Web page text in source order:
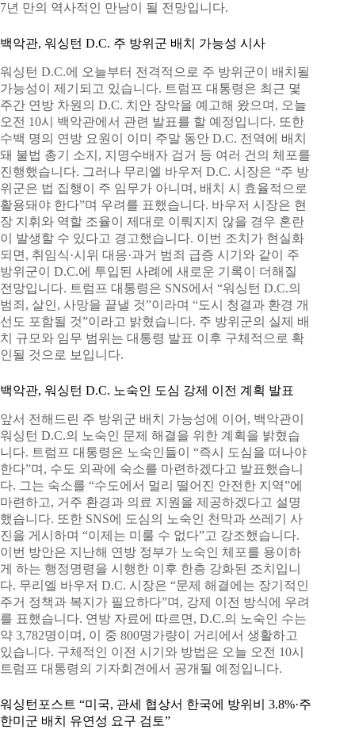
7년 만의 역사적인 만남이 될 전망입니다.
백악관, 워싱턴 D.C. 주 방위군 배치 가능성 시사
워싱턴 D.C.에 오늘부터 전격적으로 주 방위군이 배치될
가능성이 제기되고 있습니다. 트럼프 대통령은 최근 몇
주간 연방 차원의 D.C. 치안 장악을 예고해 왔으며, 오늘
오전 10시 백악관에서 관련 발표를 할 예정입니다. 또한
수백 명의 연방 요원이 이미 주말 동안 D.C. 전역에 배치
돼 불법 총기 소지, 지명수배자 검거 등 여러 건의 체포를
진행했습니다. 그러나 무리엘 바우저 D.C. 시장은 “주 방
위군은 법 집행이 주 임무가 아니며, 배치 시 효율적으로
활용돼야 한다”며 우려를 표했습니다. 바우저 시장은 현
장 지휘와 역할 조율이 제대로 이뤄지지 않을 경우 혼란
이 발생할 수 있다고 경고했습니다. 이번 조치가 현실화
되면, 취임식·시위 대응·과거 범죄 급증 시기와 같이 주
방위군이 D.C.에 투입된 사례에 새로운 기록이 더해질
전망입니다. 트럼프 대통령은 SNS에서 “워싱턴 D.C.의
범죄, 살인, 사망을 끝낼 것”이라며 “도시 청결과 환경 개
선도 포함될 것”이라고 밝혔습니다. 주 방위군의 실제 배
치 규모와 임무 범위는 대통령 발표 이후 구체적으로 확
인될 것으로 보입니다.
백악관, 워싱턴 D.C. 노숙인 도심 강제 이전 계획 발표
앞서 전해드린 주 방위군 배치 가능성에 이어, 백악관이
워싱턴 D.C.의 노숙인 문제 해결을 위한 계획을 밝혔습
니다. 트럼프 대통령은 노숙인들이 “즉시 도심을 떠나야
한다”며, 수도 외곽에 숙소를 마련하겠다고 발표했습니
다. 그는 숙소를 “수도에서 멀리 떨어진 안전한 지역”에
마련하고, 거주 환경과 의료 지원을 제공하겠다고 설명
했습니다. 또한 SNS에 도심의 노숙인 천막과 쓰레기 사
진을 게시하며 “이제는 미룰 수 없다”고 강조했습니다.
이번 방안은 지난해 연방 정부가 노숙인 체포를 용이하
게 하는 행정명령을 시행한 이후 한층 강화된 조치입니
다. 무리엘 바우저 D.C. 시장은 “문제 해결에는 장기적인
주거 정책과 복지가 필요하다”며, 강제 이전 방식에 우려
를 표했습니다. 연방 자료에 따르면, D.C.의 노숙인 수는
약 3,782명이며, 이 중 800명가량이 거리에서 생활하고
있습니다. 구체적인 이전 시기와 방법은 오늘 오전 10시
트럼프 대통령의 기자회견에서 공개될 예정입니다.
워싱턴포스트 “미국, 관세 협상서 한국에 방위비 3.8%·주
한미군 배치 유연성 요구 검토”